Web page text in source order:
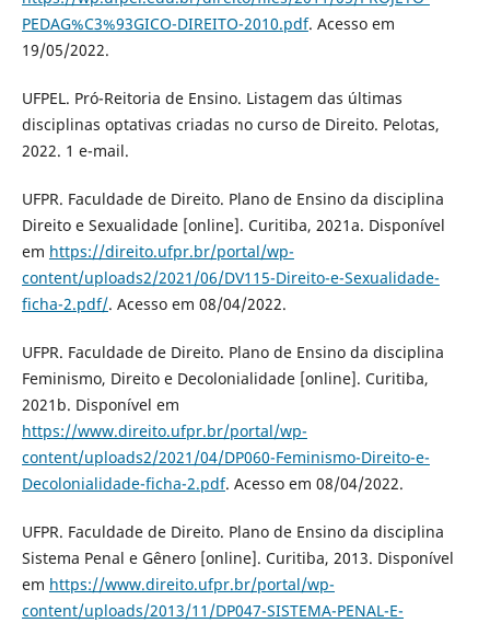
PEDAG%C3%93GICO-DIREITO-2010.pdf. Acesso em
19/05/2022.
UFPEL. Pró-Reitoria de Ensino. Listagem das últimas
disciplinas optativas criadas no curso de Direito. Pelotas,
2022. 1 e-mail.
UFPR. Faculdade de Direito. Plano de Ensino da disciplina
Direito e Sexualidade [online]. Curitiba, 2021a. Disponível
em https://direito.ufpr.br/portal/wp-
content/uploads2/2021/06/DV115-Direito-e-Sexualidade-
ficha-2.pdf/. Acesso em 08/04/2022.
UFPR. Faculdade de Direito. Plano de Ensino da disciplina
Feminismo, Direito e Decolonialidade [online]. Curitiba,
2021b. Disponível em
https://www.direito.ufpr.br/portal/wp-
content/uploads2/2021/04/DP060-Feminismo-Direito-e-
Decolonialidade-ficha-2.pdf. Acesso em 08/04/2022.
UFPR. Faculdade de Direito. Plano de Ensino da disciplina
Sistema Penal e Gênero [online]. Curitiba, 2013. Disponível
em https://www.direito.ufpr.br/portal/wp-
content/uploads/2013/11/DP047-SISTEMA-PENAL-E-